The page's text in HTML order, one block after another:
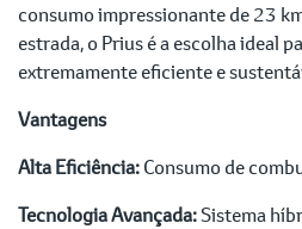
consumo impressionante de 23
estrada, o Prius é a escolha ideal
extremamente eficiente e
Vantagens
Alta Eficiência:Consumo de
Tecnologia Avançada:Sistema